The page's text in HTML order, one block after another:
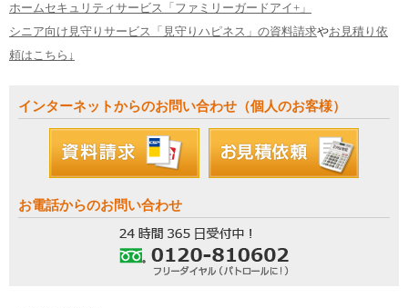
ホームセキュリティサービス「ファミリーガードアイ+」
シニア向け見守りサービス「見守りハピネス」の資料請求やお見積り依
頼はこちら↓
インターネットからのお問い合わせ（個人のお客様）
お電話からのお問い合わせ